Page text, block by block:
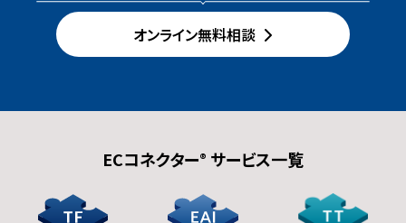
オンライン無料相談
ECコネクター® サービス一覧